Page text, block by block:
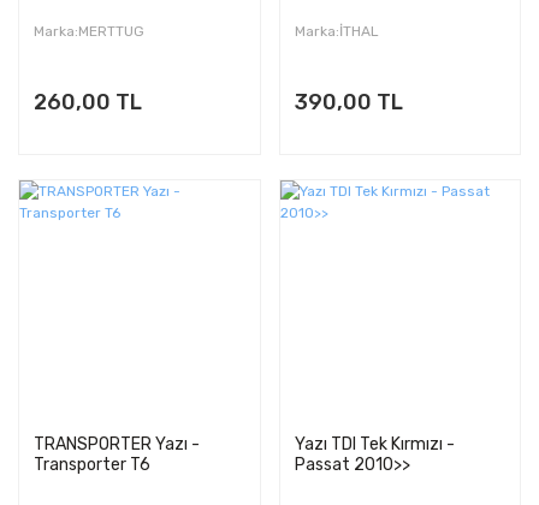
Marka:MERTTUG
260,00 TL
Marka:İTHAL
390,00 TL
TRANSPORTER Yazı -
Transporter T6
Yazı TDI Tek Kırmızı -
Passat 2010>>